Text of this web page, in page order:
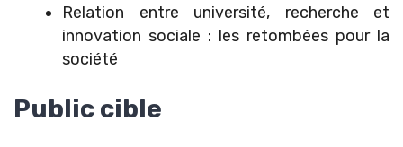
Relation entre université, recherche et
innovation sociale : les retombées pour la
société
Public cible